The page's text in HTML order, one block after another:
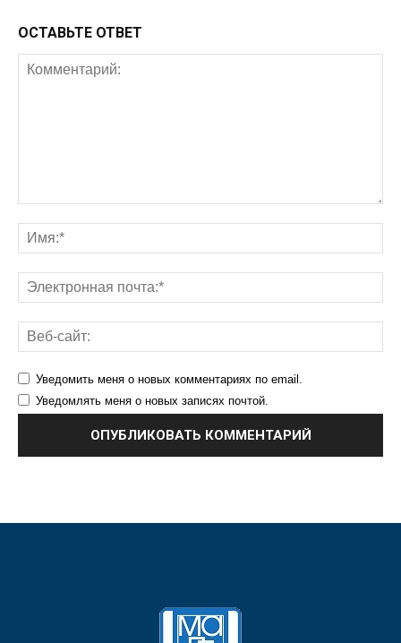
ОСТАВЬТЕ ОТВЕТ
Уведомить меня о новых комментариях по email.
Уведомлять меня о новых записях почтой.